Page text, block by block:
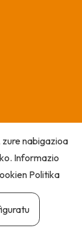
nabigazioa
Informazio
Politika